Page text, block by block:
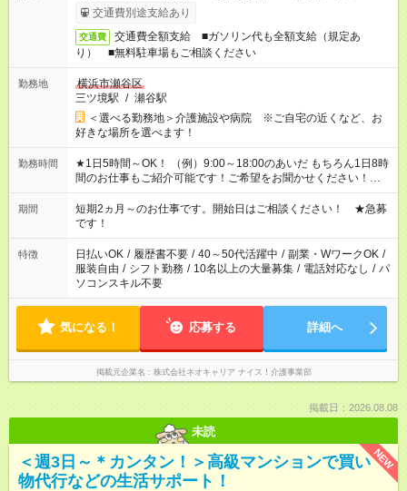
交通費別途支給あり
交通費
交通費全額支給 ■ガソリン代も全額支給（規定あ
り） ■無料駐車場もご相談ください
勤務地
横浜市瀬谷区
三ツ境駅 / 瀬谷駅
＜選べる勤務地＞介護施設や病院 ※ご自宅の近くなど、お
好きな場所を選べます！
勤務時間
★1日5時間～OK！ （例）9:00～18:00のあいだ もちろん1日8時
間のお仕事もご紹介可能です！ご希望をお聞かせください！★家
庭の都合でお休みが必要な場合も遠慮なくご相談ください。 ※
週最低15時間以上の勤務が必要です
期間
短期2ヵ月～のお仕事です。開始日はご相談ください！ ★急募
です！
特徴 日払いOK / 履歴書不要 / 40～50代活躍中 / 副業・WワークOK /
服装自由 / シフト勤務 / 10名以上の大量募集 / 電話対応なし / パ
ソコンスキル不要
気になる！ 応募する 詳細へ
掲載元企業名 株式会社ネオキャリア ナイス！介護事業部
掲載日：2026.08.08
未読
NEW
＜週3日～＊カンタン！＞高級マンションで買い
物代行などの生活サポート！